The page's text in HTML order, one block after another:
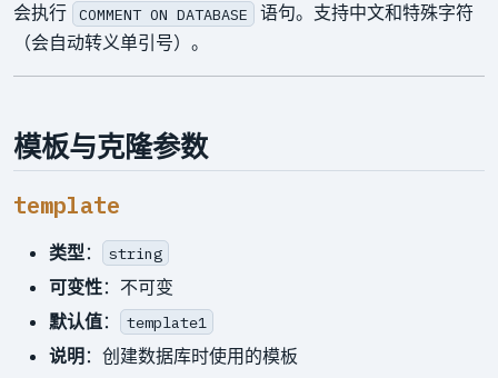
会执行 COMMENT ON DATABASE
语句。支持中文和特殊字符
（会自动转义单引号）。
模板与克隆参数
template
类型 ： string
可变性：不可变
默认值： template1
说明：创建数据库时使用的模板